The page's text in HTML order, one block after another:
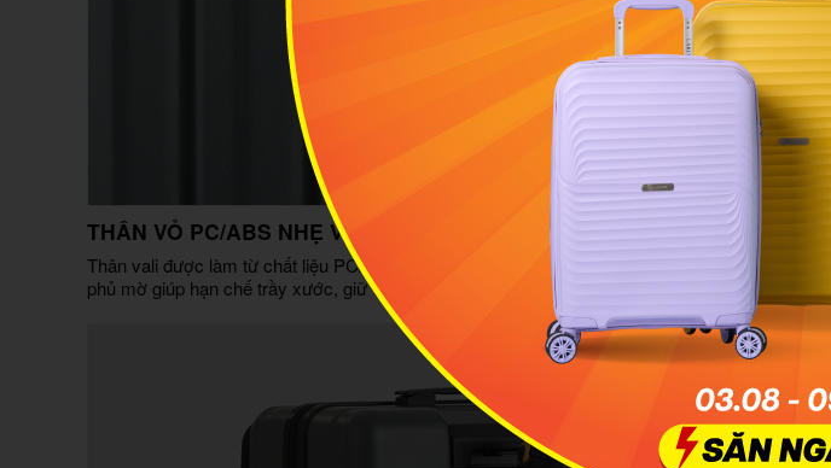
THÂN VỎ PC/ABS NHẸ VÀ BỀN
Thân vali được làm từ chất liệu PC/ABS có độ bền cao, nhẹ và cứng cáp. Trang bị bề mặt
phủ mờ giúp hạn chế trầy xước, giữ vẻ ngoài luôn sạch đẹp sau nhiều lần sử dụng.